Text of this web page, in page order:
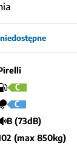
C
C
B (73dB)
(max 850kg)